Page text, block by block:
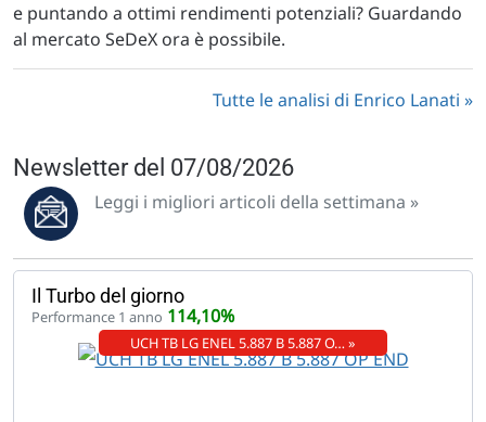
e puntando a ottimi rendimenti potenziali? Guardando
al mercato SeDeX ora è possibile.
Tutte le analisi di Enrico Lanati
Newsletter del 07/08/2026
Leggi i migliori articoli della settimana »
Il Turbo del giorno
Performance 1 anno 114,10%
UCH TB LG ENEL 5.887 B 5.887 O… »